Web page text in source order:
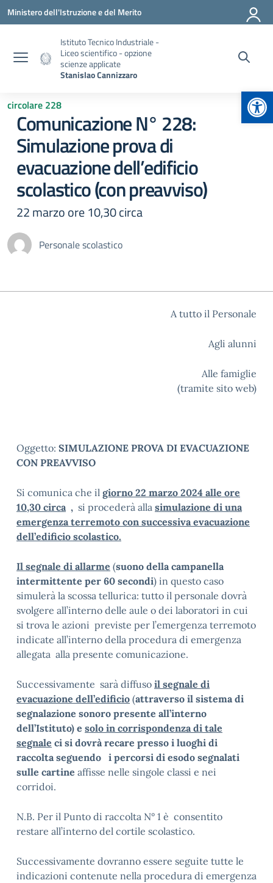
Vai ai contenuti
Vai al menu di navigazione
Vai al footer
Ministero dell'Istruzione e del Merito
Istituto Tecnico Industriale -
Liceo scientifico - opzione
scienze applicate
Stanislao Cannizzaro
circolare 228
Comunicazione N° 228:
Simulazione prova di
evacuazione dell’edificio
scolastico (con preavviso)
22 marzo ore 10,30 circa
Personale scolastico
A tutto il Personale
Agli alunni
Alle famiglie
(tramite sito web)
Oggetto: SIMULAZIONE PROVA DI EVACUAZIONE
CON PREAVVISO
Si comunica che il giorno 22 marzo 2024 alle ore
10,30 circa , si procederà alla simulazione di una
emergenza terremoto con successiva evacuazione
dell’edificio scolastico.
Il segnale di allarme (suono della campanella
intermittente per 60 secondi) in questo caso
simulerà la scossa tellurica: tutto il personale dovrà
svolgere all’interno delle aule o dei laboratori in cui
si trova le azioni previste per l’emergenza terremoto
indicate all’interno della procedura di emergenza
allegata alla presente comunicazione.
Successivamente sarà diffuso il segnale di
evacuazione dell’edificio (attraverso il sistema di
segnalazione sonoro presente all’interno
dell’Istituto) e solo in corrispondenza di tale
segnale ci si dovrà recare presso i luoghi di
raccolta seguendo i percorsi di esodo segnalati
sulle cartine affisse nelle singole classi e nei
corridoi.
N.B. Per il Punto di raccolta N° 1 è consentito
restare all’interno del cortile scolastico.
Successivamente dovranno essere seguite tutte le
indicazioni contenute nella procedura di emergenza